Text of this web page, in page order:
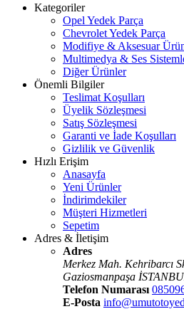
Kategoriler
Opel Yedek Parça
Chevrolet Yedek Parça
Modifiye & Aksesuar
Multimedya & Ses
Diğer Ürünler
Önemli Bilgiler
Teslimat Koşulları
Üyelik Sözleşmesi
Satış Sözleşmesi
Garanti ve İade Koşulları
Gizlilik ve Güvenlik
Hızlı Erişim
Anasayfa
Yeni Ürünler
İndirimdekiler
Müşteri Hizmetleri
Sepetim
Adres & İletişim
Adres
Merkez Mah. Kehribarcı
Gaziosmanpaşa
Telefon Numarası
E-Posta